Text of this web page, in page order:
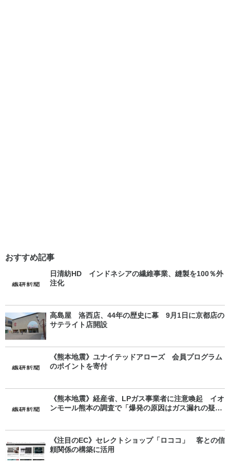
おすすめ記事
日清紡HD インドネシアの繊維事業、縫製を100％外
注化
高島屋 洛西店、44年の歴史に幕 9月1日に京都店の
サテライト店開設
《熊本地震》ユナイテッドアローズ 会員プログラム
のポイントを寄付
《熊本地震》経産省、LPガス事業者に注意喚起 イオ
ンモール熊本の調査で「爆発の原因はガス漏れの疑
《注目のEC》セレクトショップ「ロココ」 客との信
頼関係の構築に活用